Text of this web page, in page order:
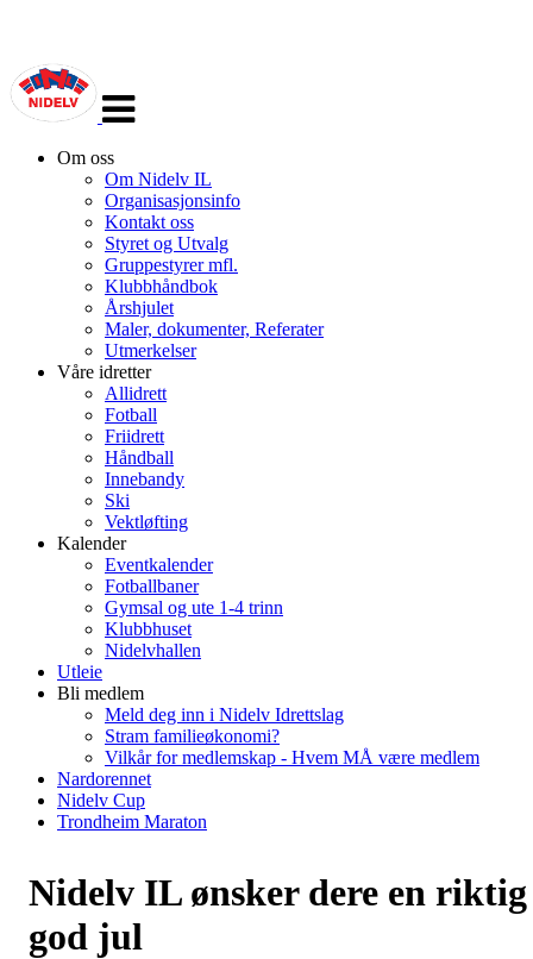
navigasjon
Om oss
Om Nidelv IL
Organisasjonsinfo
Kontakt oss
Styret og Utvalg
Gruppestyrer mfl.
Klubbhåndbok
Årshjulet
Maler, dokumenter, Referater
Utmerkelser
Våre idretter
Allidrett
Fotball
Friidrett
Håndball
Innebandy
Ski
Vektløfting
Kalender
Eventkalender
Fotballbaner
Gymsal og ute 1-4 trinn
Klubbhuset
Nidelvhallen
Utleie
Bli medlem
Meld deg inn i Nidelv Idrettslag
Stram familieøkonomi?
Vilkår for medlemskap - Hvem MÅ være medlem
Nardorennet
Nidelv Cup
Trondheim Maraton
Nidelv IL ønsker dere en riktig
god jul